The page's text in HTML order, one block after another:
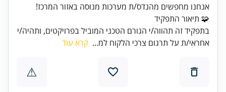
אנחנו מחפשים מהנדס/ת מערכות מנוסה באזור המרכז!
🧩 תיאור התפקיד
בתפקיד זה תהווה/י הגורם הטכני המוביל בפרויקטים, ותהיה/י
אחראי/ת על תרגום צרכי הלקוח למ... קרא עוד
⚠